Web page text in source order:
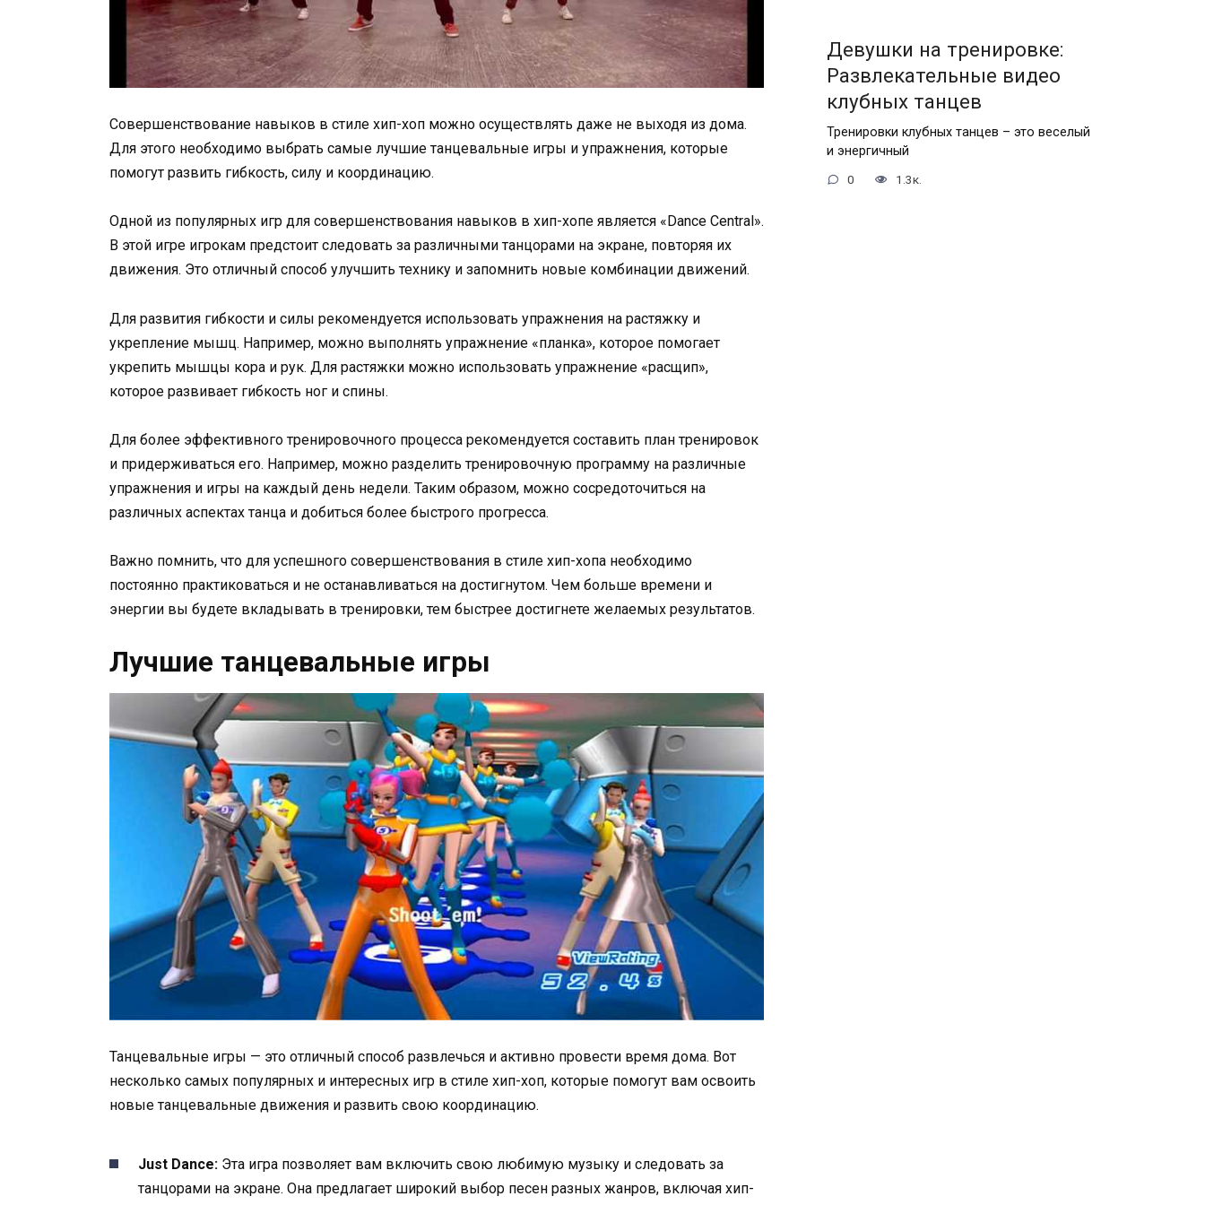
Совершенствование навыков в стиле хип-хоп можно осуществлять даже не выходя из дома.
Для этого необходимо выбрать самые лучшие танцевальные игры и упражнения, которые
помогут развить гибкость, силу и координацию.
Одной из популярных игр для совершенствования навыков в хип-хопе является «Dance Central».
В этой игре игрокам предстоит следовать за различными танцорами на экране, повторяя их
движения. Это отличный способ улучшить технику и запомнить новые комбинации движений.
Для развития гибкости и силы рекомендуется использовать упражнения на растяжку и
укрепление мышц. Например, можно выполнять упражнение «планка», которое помогает
укрепить мышцы кора и рук. Для растяжки можно использовать упражнение «расщип»,
которое развивает гибкость ног и спины.
Для более эффективного тренировочного процесса рекомендуется составить план тренировок
и придерживаться его. Например, можно разделить тренировочную программу на различные
упражнения и игры на каждый день недели. Таким образом, можно сосредоточиться на
различных аспектах танца и добиться более быстрого прогресса.
Важно помнить, что для успешного совершенствования в стиле хип-хопа необходимо
постоянно практиковаться и не останавливаться на достигнутом. Чем больше времени и
энергии вы будете вкладывать в тренировки, тем быстрее достигнете желаемых результатов.
Лучшие танцевальные игры
Танцевальные игры — это отличный способ развлечься и активно провести время дома. Вот
несколько самых популярных и интересных игр в стиле хип-хоп, которые помогут вам освоить
новые танцевальные движения и развить свою координацию.
Just Dance: Эта игра позволяет вам включить свою любимую музыку и следовать за
танцорами на экране. Она предлагает широкий выбор песен разных жанров, включая хип-
Девушки на тренировке:
Развлекательные видео
клубных танцев
Тренировки клубных танцев – это веселый
и энергичный
0 1.3к.